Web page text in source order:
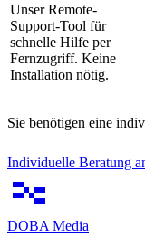
Unser Remote-
Support-Tool für
schnelle Hilfe per
Fernzugriff. Keine
Installation nötig.
Sie benötigen eine
Individuelle Beratung
DOBA Media